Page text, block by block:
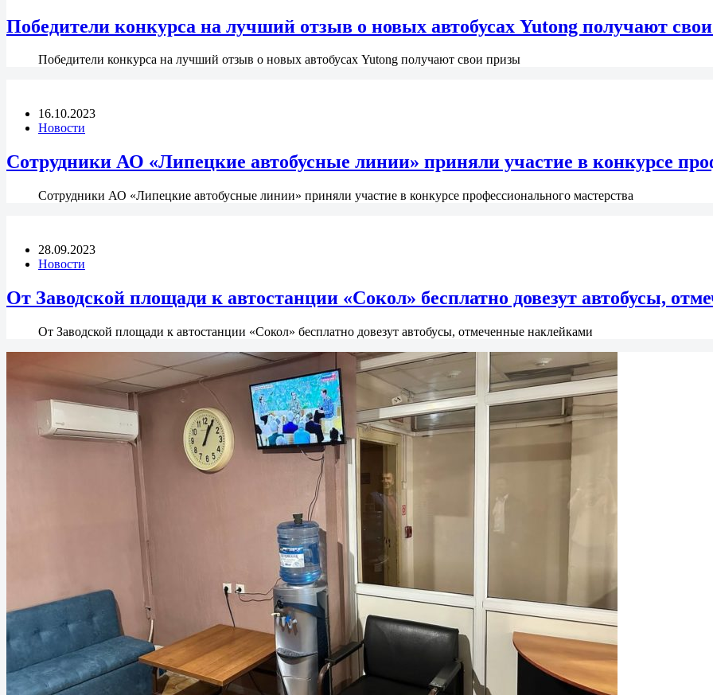
Победители конкурса на лучший отзыв о новых автобусах Yutong получают
Победители конкурса на лучший отзыв о новых автобусах Yutong получают свои призы
16.10.2023
Новости
Сотрудники АО «Липецкие автобусные линии» приняли участие в конкурсе
Сотрудники АО «Липецкие автобусные линии» приняли участие в конкурсе профессионального мастерства
28.09.2023
Новости
От Заводской площади к автостанции «Сокол» бесплатно довезут автобусы,
От Заводской площади к автостанции «Сокол» бесплатно довезут автобусы, отмеченные наклейками